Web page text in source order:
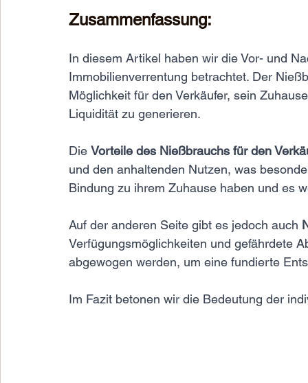
Zusammenfassung:
In diesem Artikel haben wir die Vor- und
Immobilienverrentung betrachtet. Der
Möglichkeit für den Verkäufer, sein
Liquidität zu generieren.
Die Vorteile des Nießbrauchs für den
und den anhaltenden Nutzen, was
Bindung zu ihrem Zuhause haben und es
Auf der anderen Seite gibt es jedoch auch
Verfügungsmöglichkeiten und gefährdete
abgewogen werden, um eine fundierte
Im Fazit betonen wir die Bedeutung der